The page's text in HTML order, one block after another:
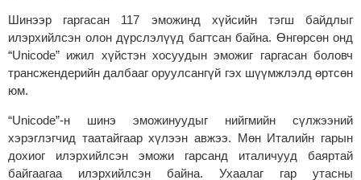
Шинээр гаргасан 117 эможинд хүйсийн тэгш байдлыг
илэрхийлсэн олон дүрслэлүүд багтсан байна. Өнгөрсөн онд
“Unicode” ижил хүйстэн хосуудын эможиг гаргасан боловч
трансжендерийн далбааг оруулсангүй гэх шүүмжлэлд өртсөн
юм.
“Unicode”-н шинэ эможинуудыг нийгмийн сүлжээний
хэрэглэгчид таатайгаар хүлээн авжээ. Мөн Италийн гарын
дохиог илэрхийлсэн эможи гарсанд италичууд баяртай
байгаагаа илэрхийлсэн байна. Ухаалаг гар утасны